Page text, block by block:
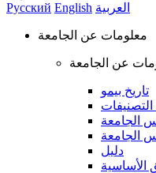
Русский English العربية
معلومات عن الجامعة
عن الجامعة
تاريخ بيمو
الجامعة
الجامعة
دليل
الأساسية